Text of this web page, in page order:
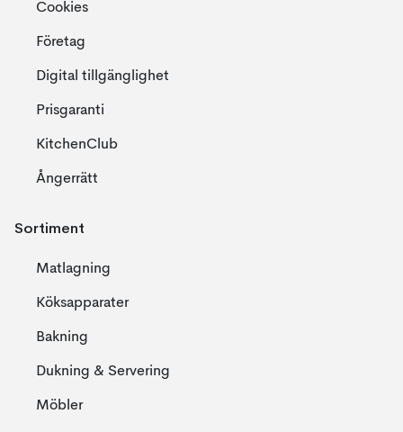
Cookies
Företag
Digital tillgänglighet
Prisgaranti
KitchenClub
Ångerrätt
Sortiment
Matlagning
Köksapparater
Bakning
Dukning & Servering
Möbler